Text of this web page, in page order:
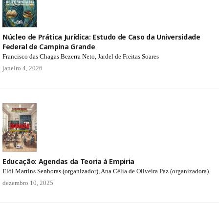
Núcleo de Prática Jurídica: Estudo de Caso da Universidade
Federal de Campina Grande
Francisco das Chagas Bezerra Neto, Jardel de Freitas Soares
janeiro 4, 2026
Educação: Agendas da Teoria à Empiria
Elói Martins Senhoras (organizador), Ana Célia de Oliveira Paz (organizadora)
dezembro 10, 2025